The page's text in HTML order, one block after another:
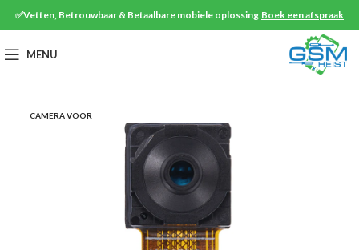
✅Vetten, Betrouwbaar & Betaalbare mobiele oplossing Boek een afspraak
MENU
CAMERA VOOR